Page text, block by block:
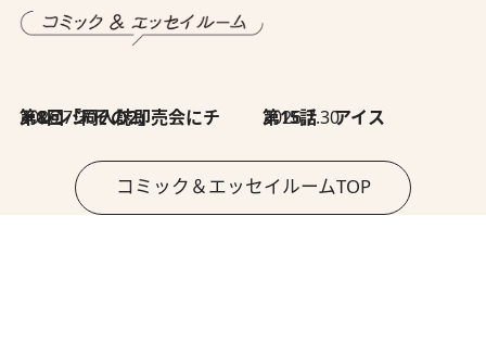
2026.7.30
第8回「同人誌即売会にチャレンジ その2」 2026.7.30
第15話 アイス
コミック＆エッセイルームTOP